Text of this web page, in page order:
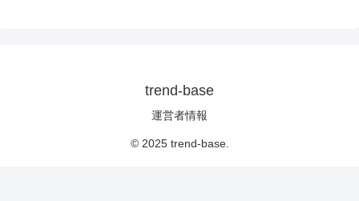
trend-base
運営者情報
© 2025 trend-base.